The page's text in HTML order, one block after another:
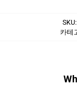
SKU:
카테